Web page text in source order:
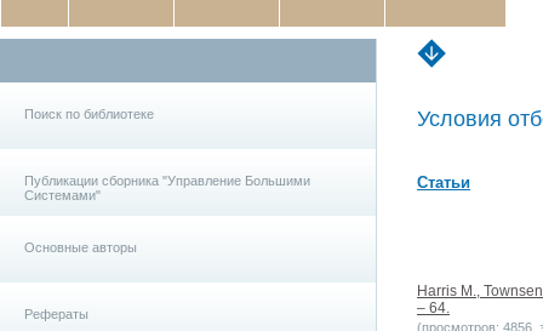
Поиск по библиотеке
Публикации сборника "Управление Большими
Системами"
Основные авторы
Рефераты
Условия
Статьи
Harris M.,
– 64.
(просмотров: 4856,